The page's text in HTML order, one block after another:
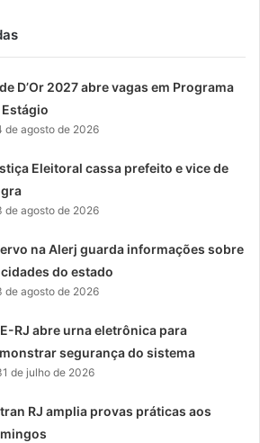
D’Or 2027 abre vagas em Programa
Estágio
de agosto de 2026
Eleitoral cassa prefeito e vice de
de agosto de 2026
na Alerj guarda informações sobre
do estado
de agosto de 2026
RJ abre urna eletrônica para
segurança do sistema
de julho de 2026
RJ amplia provas práticas aos